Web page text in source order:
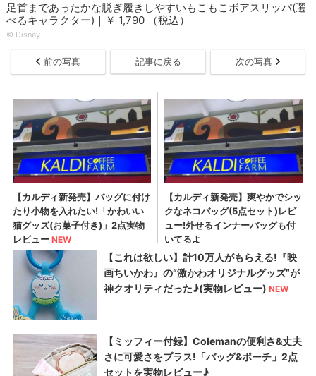
足首まであったかな脱ぎ履きしやすいもこもこボアスリッパ(選
べるキャラクター)｜￥ 1,790 （税込）
© Disney
前の写真 記事に戻る 次の写真